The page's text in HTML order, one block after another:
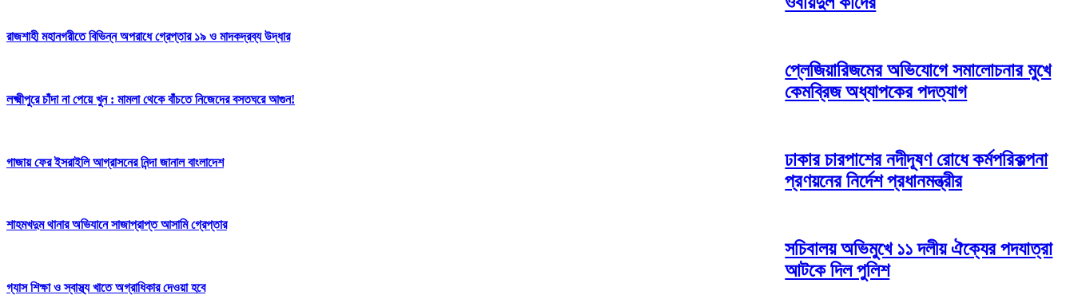
রাজশাহী মহানগরীতে বিভিন্ন অপরাধে গ্রেপ্তার ১৯ ও মাদকদ্রব্য উদ্ধার
লক্ষ্মীপুরে চাঁদা না পেয়ে খুন : মামলা থেকে বাঁচতে নিজেদের বসতঘরে আগুন!
গাজায় ফের ইসরাইলি আগ্রাসনের নিন্দা জানাল বাংলাদেশ
শাহমখদুম থানার অভিযানে সাজাপ্রাপ্ত আসামি গ্রেপ্তার
গ্যাস শিক্ষা ও স্বাস্থ্য খাতে অগ্রাধিকার দেওয়া হবে
প্লেজিয়ারিজমের অভিযোগে সমালোচনার মুখে
কেমব্রিজ অধ্যাপকের পদত্যাগ
ঢাকার চারপাশের নদীদূষণ রোধে কর্মপরিকল্পনা
প্রণয়নের নির্দেশ প্রধানমন্ত্রীর
সচিবালয় অভিমুখে ১১ দলীয় ঐক্যের পদযাত্রা
আটকে দিল পুলিশ